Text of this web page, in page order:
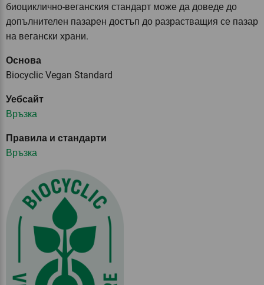
биоциклично-веганския стандарт може да доведе до
допълнителен пазарен достъп до разрастващия се пазар
на вегански храни.
Основа
Biocyclic Vegan Standard
Уебсайт
Връзка
Правила и стандарти
Връзка